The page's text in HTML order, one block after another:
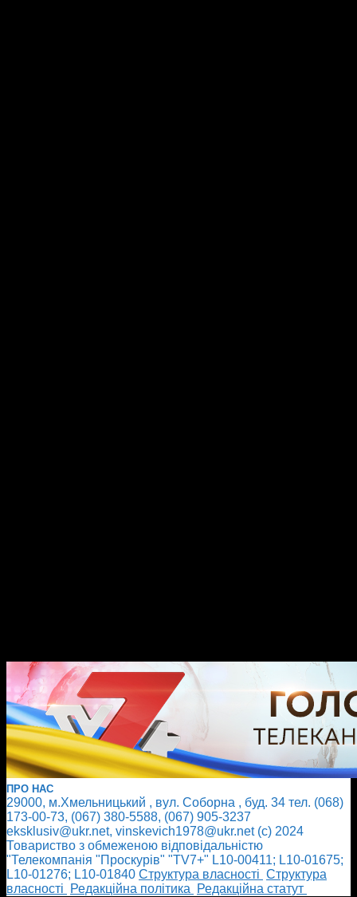
ПРО НАС
29000, м.Хмельницький , вул. Соборна , буд. 34 тел. (068)
173-00-73, (067) 380-5588, (067) 905-3237
eksklusiv@ukr.net, vinskevich1978@ukr.net (с) 2024
Товариство з обмеженою відповідальністю
"Телекомпанія "Проскурів" "TV7+" L10-00411; L10-01675;
L10-01276; L10-01840 Cтруктура власності Cтруктура
власності
Редакційна політика
Редакційна статут